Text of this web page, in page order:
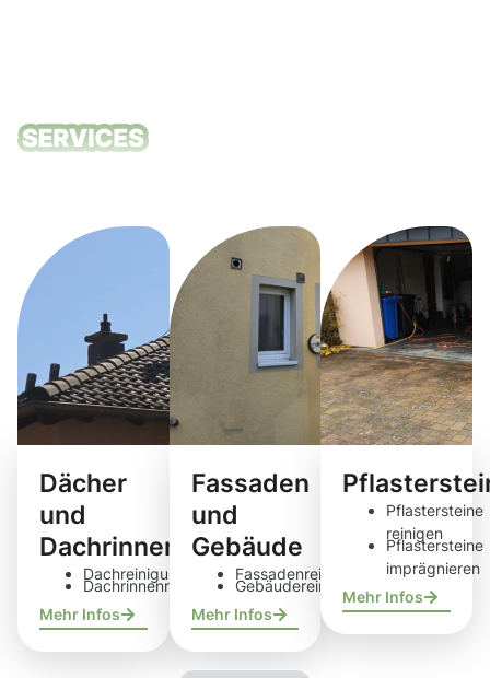
Dächer
und
Dachrinnen
Dachreinigung
Dachrinnenreinigung
Mehr Infos
Fassaden
und
Gebäude
Fassadenreinigung
Gebäudereinigung
Mehr Infos
Pflastersteine
reinigen
Pflastersteine
imprägnieren
Mehr Infos